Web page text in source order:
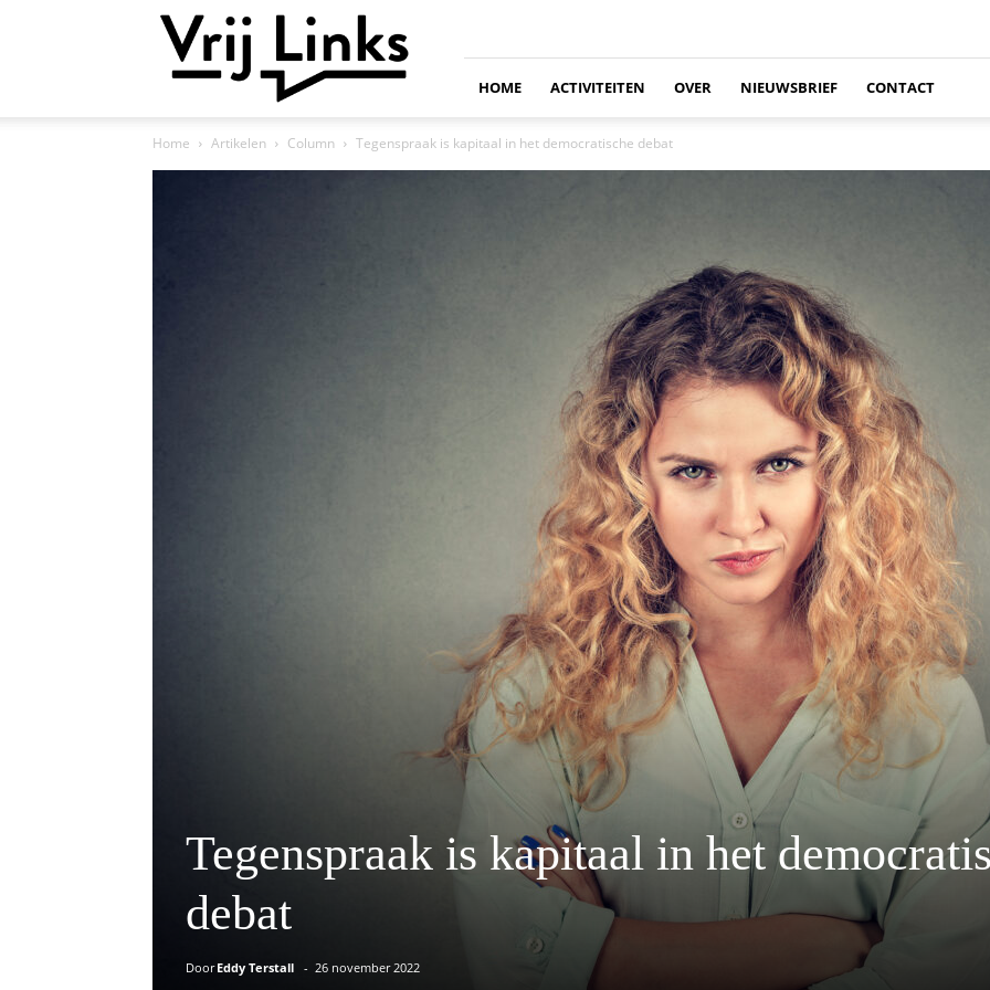
Vrij
Links
HOME ACTIVITEITEN OVER NIEUWSBRIEF CONTACT
Home Artikelen Column Tegenspraak is kapitaal in het democratische debat
Tegenspraak is kapitaal in het
debat
Door Eddy Terstall - 26 november 2022